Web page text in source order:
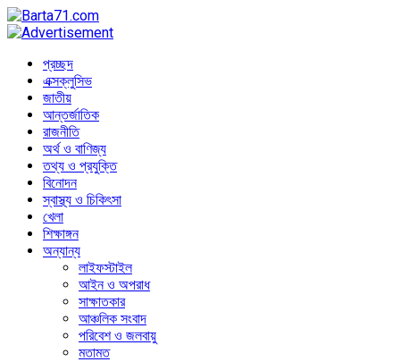
প্রচ্ছদ
এক্সক্লুসিভ
জাতীয়
আন্তর্জাতিক
রাজনীতি
অর্থ ও বাণিজ্য
তথ্য ও প্রযুক্তি
বিনোদন
স্বাস্থ্য ও চিকিৎসা
খেলা
শিক্ষাঙ্গন
অন্যান্য
লাইফস্টাইল
আইন ও অপরাধ
সাক্ষাতকার
আঞ্চলিক সংবাদ
পরিবেশ ও জলবায়ু
মতামত